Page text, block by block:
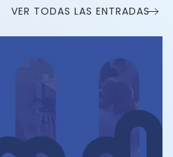
VER TODAS LAS ENTRADAS